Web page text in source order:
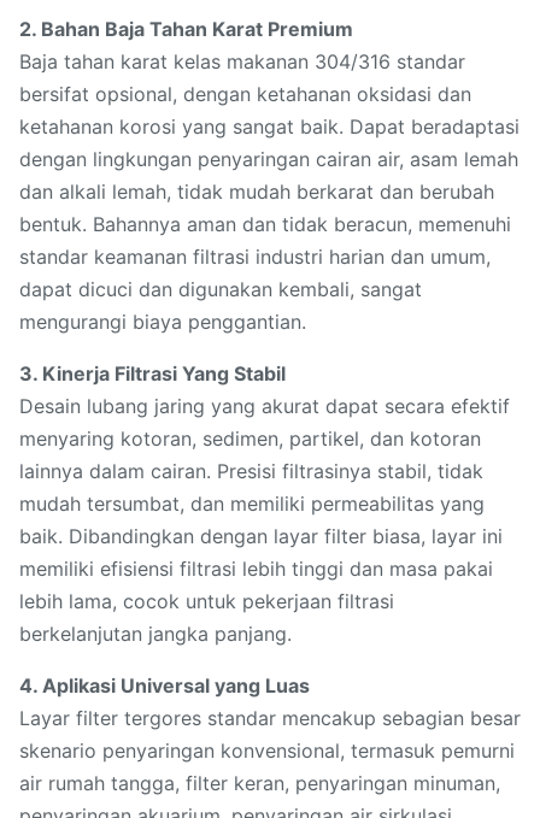
2. Bahan Baja Tahan Karat Premium
Baja tahan karat kelas makanan 304/316 standar
bersifat opsional, dengan ketahanan oksidasi dan
ketahanan korosi yang sangat baik. Dapat beradaptasi
dengan lingkungan penyaringan cairan air, asam lemah
dan alkali lemah, tidak mudah berkarat dan berubah
bentuk. Bahannya aman dan tidak beracun, memenuhi
standar keamanan filtrasi industri harian dan umum,
dapat dicuci dan digunakan kembali, sangat
mengurangi biaya penggantian.
3. Kinerja Filtrasi Yang Stabil
Desain lubang jaring yang akurat dapat secara efektif
menyaring kotoran, sedimen, partikel, dan kotoran
lainnya dalam cairan. Presisi filtrasinya stabil, tidak
mudah tersumbat, dan memiliki permeabilitas yang
baik. Dibandingkan dengan layar filter biasa, layar ini
memiliki efisiensi filtrasi lebih tinggi dan masa pakai
lebih lama, cocok untuk pekerjaan filtrasi
berkelanjutan jangka panjang.
4. Aplikasi Universal yang Luas
Layar filter tergores standar mencakup sebagian besar
skenario penyaringan konvensional, termasuk pemurni
air rumah tangga, filter keran, penyaringan minuman,